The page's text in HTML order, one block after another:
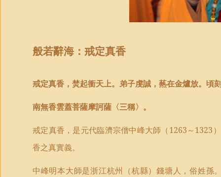
般若辭海： 戒定真香
戒定真香，焚起衝天上。弟子虔誠，爇在金爐放。頃
南無香雲蓋菩薩摩訶薩〈三稱〉。
戒定真香，是元代臨濟宗僧中峰大師（1263～1323
香之真實義。
中峰明本大師是浙江杭州（杭縣）錢塘人，俗姓孫